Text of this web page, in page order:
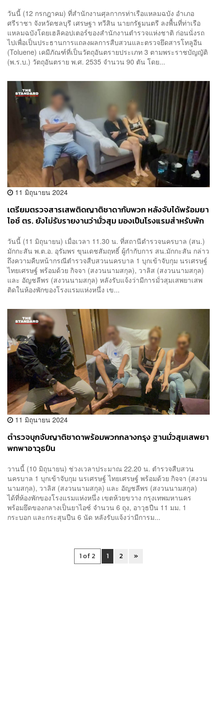
วันนี้ (12 กรกฎาคม) ที่สำนักงานศุลกากรท่าเรือแหลมฉบัง อำเภอ
ศรีราชา จังหวัดชลบุรี เศรษฐา ทวีสิน นายกรัฐมนตรี ลงพื้นที่ท่าเรือ
แหลมฉบังโดยเฮลิคอปเตอร์ของสำนักงานตำรวจแห่งชาติ ก่อนนั่งรถ
ไปเพื่อเป็นประธานการแถลงผลการสืบสวนและตรวจยึดสารโทลูอีน
(Toluene) เคมีภัณฑ์ที่เป็นวัตถุอันตรายประเภท 3 ตามพระราชบัญญัติ
(พ.ร.บ.) วัตถุอันตราย พ.ศ. 2535 จำนวน 90 ตัน โดย...
11 มิถุนายน 2024
เตรียมตรวจสารเสพติดญาติชาดากับพวก หลังจับได้พร้อมยา
ไอซ์ ตร. ยังไม่รับรายงานว่ามั่วสุม มองเป็นโรงแรมสำหรับพัก
วันนี้ (11 มิถุนายน) เมื่อเวลา 11.30 น. ที่สถานีตำรวจนครบาล (สน.)
มักกะสัน พ.ต.อ. อุรัมพร ขุนเดชสัมฤทธิ์ ผู้กำกับการ สน.มักกะสัน กล่าว
ถึงความคืบหน้ากรณีตำรวจสืบสวนนครบาล 1 บุกเข้าจับกุม นรเศรษฐ์
ไทยเศรษฐ์ พร้อมด้วย กิจจา (สงวนนามสกุล), วาลิส (สงวนนามสกุล)
และ อัญชลีพร (สงวนนามสกุล) หลังรับแจ้งว่ามีการมั่วสุมเสพยาเสพ
ติดในห้องพักของโรงแรมแห่งหนึ่ง เข...
11 มิถุนายน 2024
ตำรวจบุกจับญาติชาดาพร้อมพวกกลางกรุง ฐานมั่วสุมเสพยา
พกพาอาวุธปืน
วานนี้ (10 มิถุนายน) ช่วงเวลาประมาณ 22.20 น. ตำรวจสืบสวน
นครบาล 1 บุกเข้าจับกุม นรเศรษฐ์ ไทยเศรษฐ์ พร้อมด้วย กิจจา (สงวน
นามสกุล), วาลิส (สงวนนามสกุล) และ อัญชลีพร (สงวนนามสกุล)
ได้ที่ห้องพักของโรงแรมแห่งหนึ่ง เขตห้วยขวาง กรุงเทพมหานคร
พร้อมยึดของกลางเป็นยาไอซ์ จำนวน 6 ถุง, อาวุธปืน 11 มม. 1
กระบอก และกระสุนปืน 6 นัด หลังรับแจ้งว่ามีการม...
1 of 2 1 2 »